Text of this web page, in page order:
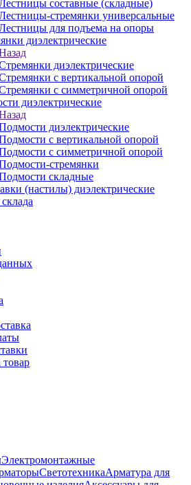
составные (складные)
стремянки универсальные
для подъема на опоры
диэлектрические
диэлектрические
с вертикальной опорой
с симметричной опорой
диэлектрические
диэлектрические
с вертикальной опорой
с симметричной опорой
стремянки
складные
(настилы) диэлектрические
товар
Электромонтажные
СветотехникаАрматура для